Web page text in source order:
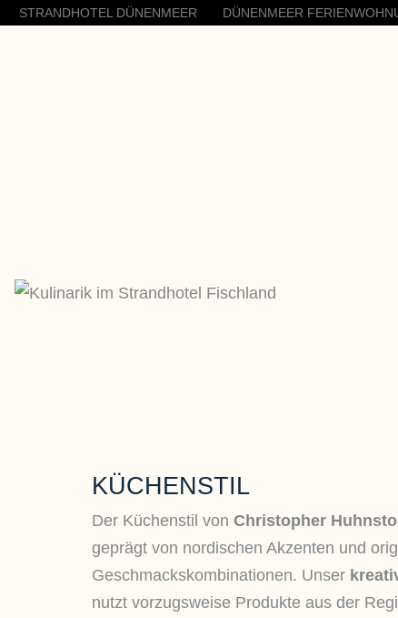
STRANDHOTEL DÜNENMEER DÜNENMEER
KÜCHENSTIL
Der Küchenstil von Christopher
geprägt von nordischen Akzenten und
Geschmackskombinationen. Unser
nutzt vorzugsweise Produkte aus der